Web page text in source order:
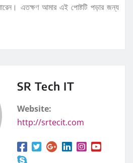
এতক্ষণ আমার এই পোষ্টটি পড়ার জন্য
SR Tech IT
Website:
http://srtecit.com